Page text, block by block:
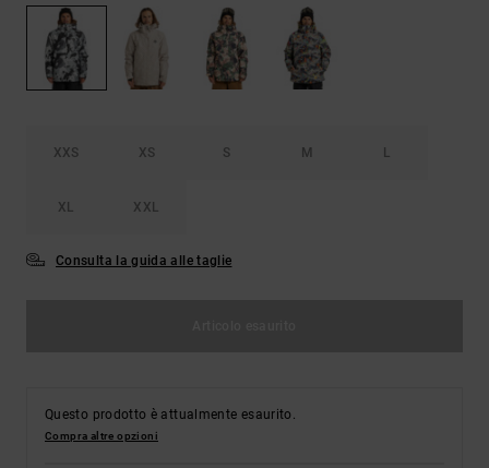
Borse e
zaini
Cinture e
risposte
domande
modulo di
XXS XS S M L
XL XXL
Consulta la guida alle taglie
Questo prodotto è attualmente esaurito.
Compra altre opzioni